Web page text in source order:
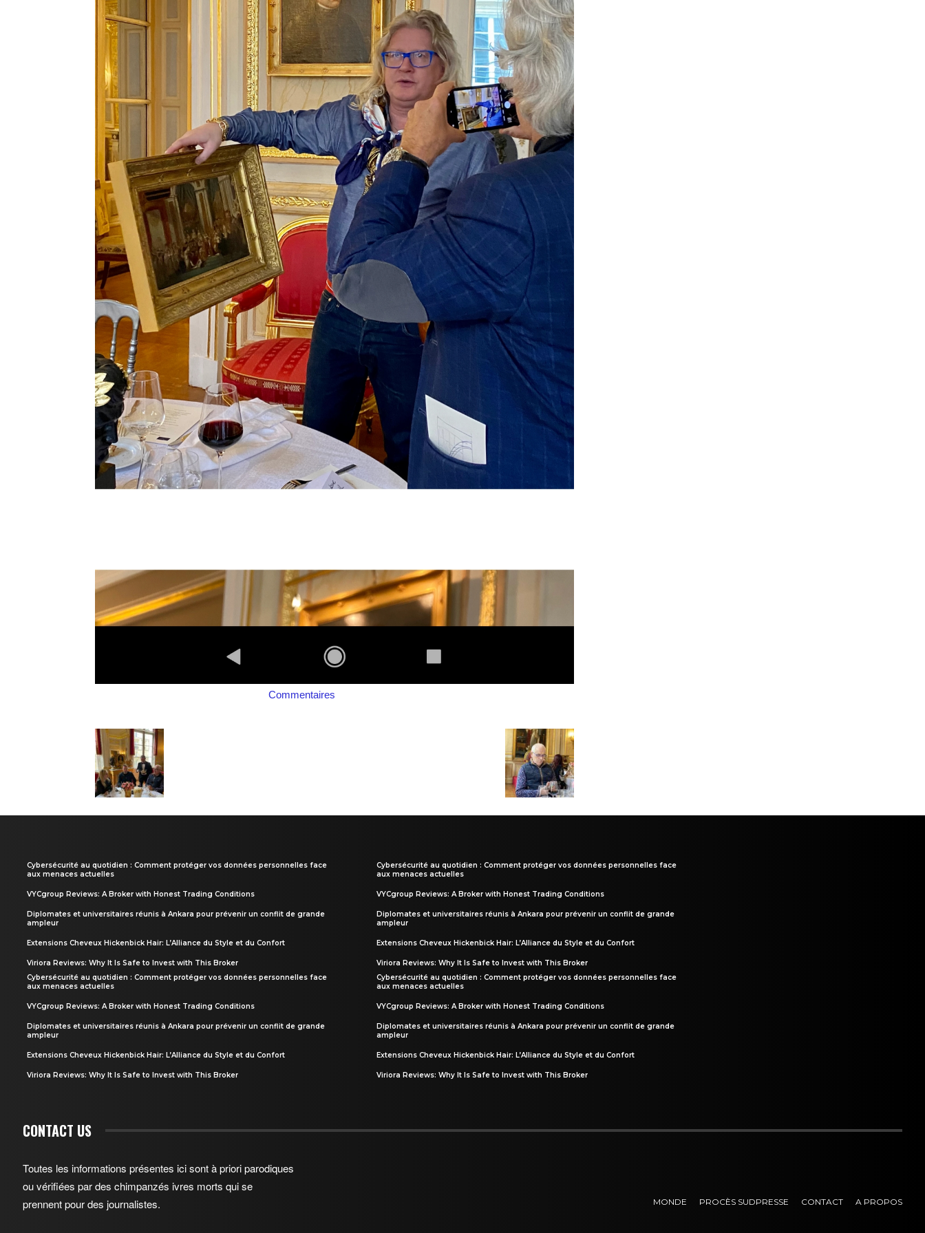
Commentaires
Cybersécurité au quotidien : Comment protéger vos données personnelles face
aux menaces actuelles
VYCgroup Reviews: A Broker with Honest Trading Conditions
Diplomates et universitaires réunis à Ankara pour prévenir un conflit de grande
ampleur
Extensions Cheveux Hickenbick Hair: L’Alliance du Style et du Confort
Viriora Reviews: Why It Is Safe to Invest with This Broker
Cybersécurité au quotidien : Comment protéger vos données personnelles face
aux menaces actuelles
VYCgroup Reviews: A Broker with Honest Trading Conditions
Diplomates et universitaires réunis à Ankara pour prévenir un conflit de grande
ampleur
Extensions Cheveux Hickenbick Hair: L’Alliance du Style et du Confort
Viriora Reviews: Why It Is Safe to Invest with This Broker
Cybersécurité au quotidien : Comment protéger vos données personnelles face
aux menaces actuelles
VYCgroup Reviews: A Broker with Honest Trading Conditions
Diplomates et universitaires réunis à Ankara pour prévenir un conflit de grande
ampleur
Extensions Cheveux Hickenbick Hair: L’Alliance du Style et du Confort
Viriora Reviews: Why It Is Safe to Invest with This Broker
Cybersécurité au quotidien : Comment protéger vos données personnelles face
aux menaces actuelles
VYCgroup Reviews: A Broker with Honest Trading Conditions
Diplomates et universitaires réunis à Ankara pour prévenir un conflit de grande
ampleur
Extensions Cheveux Hickenbick Hair: L’Alliance du Style et du Confort
Viriora Reviews: Why It Is Safe to Invest with This Broker
CONTACT US
Toutes les informations présentes ici sont à priori parodiques
ou vérifiées par des chimpanzés ivres morts qui se
prennent pour des journalistes.
MONDE PROCÈS SUDPRESSE CONTACT A PROPOS